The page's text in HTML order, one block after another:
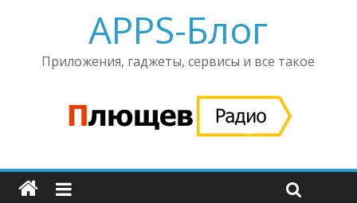
APPS-Блог
Приложения, гаджеты, сервисы и все такое